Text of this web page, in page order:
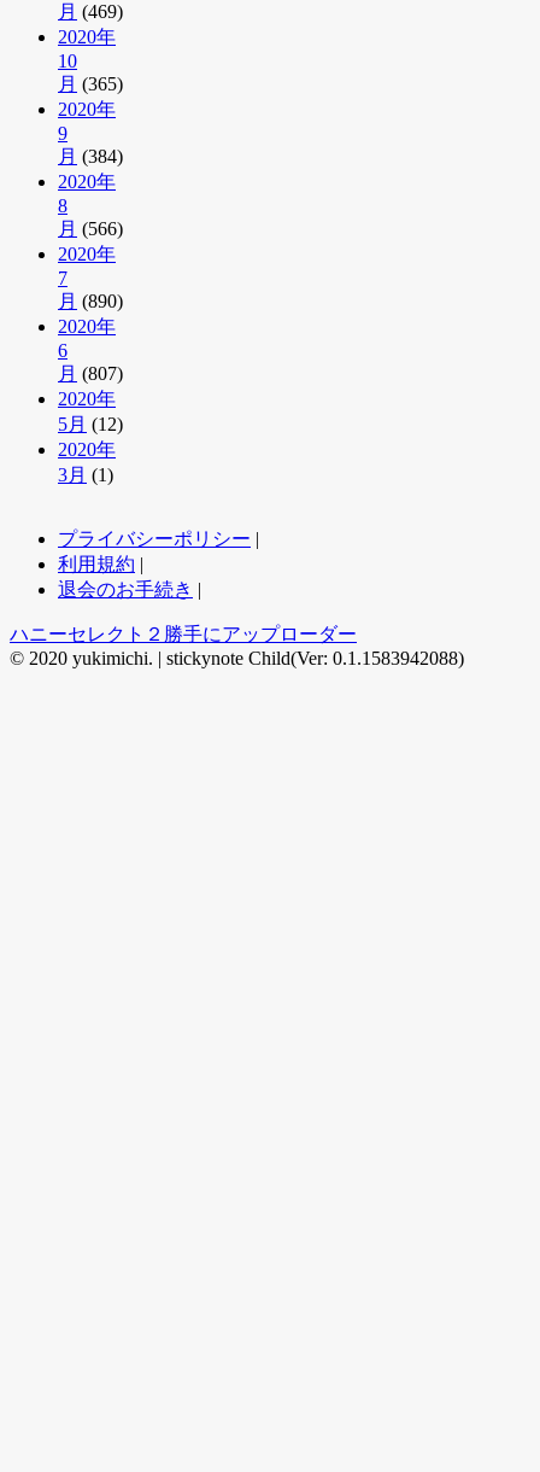
月 (469)
2020年
10
月 (365)
2020年
9
月 (384)
2020年
8
月 (566)
2020年
7
月 (890)
2020年
6
月 (807)
2020年
5月 (12)
2020年
3月 (1)
プライバシーポリシー |
利用規約 |
退会のお手続き |
ハニーセレクト２勝手にアップローダー
© 2020 yukimichi. | stickynote Child(Ver: 0.1.1583942088)